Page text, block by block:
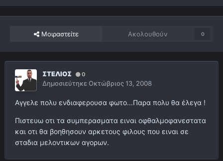
Μοιραστείτε Ακολουθούν 0
ΣΤΕΛΙΟΣ 0
ΔημοσιεύτηκεΟκτώβριος 13, 2008
Αγγελε πολυ ενδιαφερουσα φωτο...Παρα πολυ θα έλεγα !
Πιστευω οτι τα συμπερασματα ειναι οφθαλμοφανεστατα
και οτι θα βοηθησουν αρκετους φιλους που ειναι σε
σταδια μελοντικων αγορων.